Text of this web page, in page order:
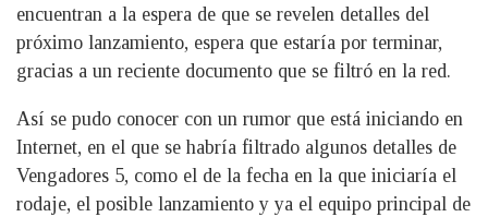
encuentran a la espera de que se revelen detalles del
próximo lanzamiento, espera que estaría por terminar,
gracias a un reciente documento que se filtró en la red.
Así se pudo conocer con un rumor que está iniciando en
Internet, en el que se habría filtrado algunos detalles de
Vengadores 5, como el de la fecha en la que iniciaría el
rodaje, el posible lanzamiento y ya el equipo principal de